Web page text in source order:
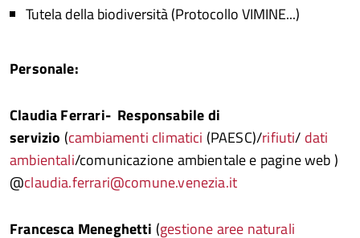
Tutela della biodiversità (Protocollo VIMINE...)
Personale:
Claudia Ferrari- Responsabile di
servizio (cambiamenti climatici (PAESC)/rifiuti/ dati
ambientali/comunicazione ambientale e pagine web )
@claudia.ferrari@comune.venezia.it
Francesca Meneghetti (gestione aree naturali